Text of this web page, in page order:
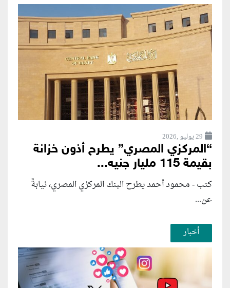
29 يوليو ,2026
“المركزي المصري” يطرح أذون خزانة
بقيمة 115 مليار جنيه...
كتب - محمود أحمد يطرح البنك المركزي المصري، نيابةً
عن...
أخبار